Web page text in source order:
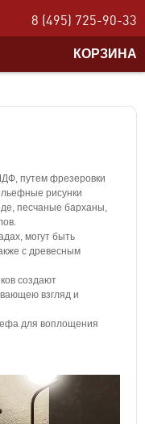
8 (495) 725-90-33
КОРЗИНА
путем фрезеровки
рисунки
песчаные барханы,
могут быть
с древесным
создают
взгляд и
для воплощения